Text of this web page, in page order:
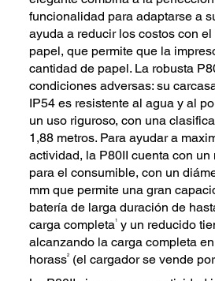
funcionalidad para adaptarse a
ayuda a reducir los costos con
papel, que permite que la
cantidad de papel. La robusta
condiciones adversas: su
IP54 es resistente al agua y al
un uso riguroso, con una
1,88 metros. Para ayudar a
actividad, la P80II cuenta con un
para el consumible, con un
mm que permite una gran
batería de larga duración de
carga completa1 y un reducido
alcanzando la carga completa
horass2
(el cargador se vende